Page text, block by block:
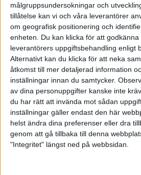
målgruppsundersokningar och
tillåtelse kan vi och våra leverantörer
om geografisk positionering och
enheten. Du kan klicka för att
leverantörers uppgiftsbehandling enligt
Alternativt kan du klicka för att neka
åtkomst till mer detaljerad information
inställningar innan du samtycker.
av dina personuppgifter kanske inte
du har rätt att invända mot sådan
inställningar gäller endast den här
helst ändra dina preferenser eller dra
genom att gå tillbaka till denna
"Integritet" längst ned på webbsidan.
Fakta:
Pris: 1500 kr
Vikt (herr): 320 g (US9)
Vikt (dam): 265 g (US 7)
UTRUSTNING
Adidas Adistar